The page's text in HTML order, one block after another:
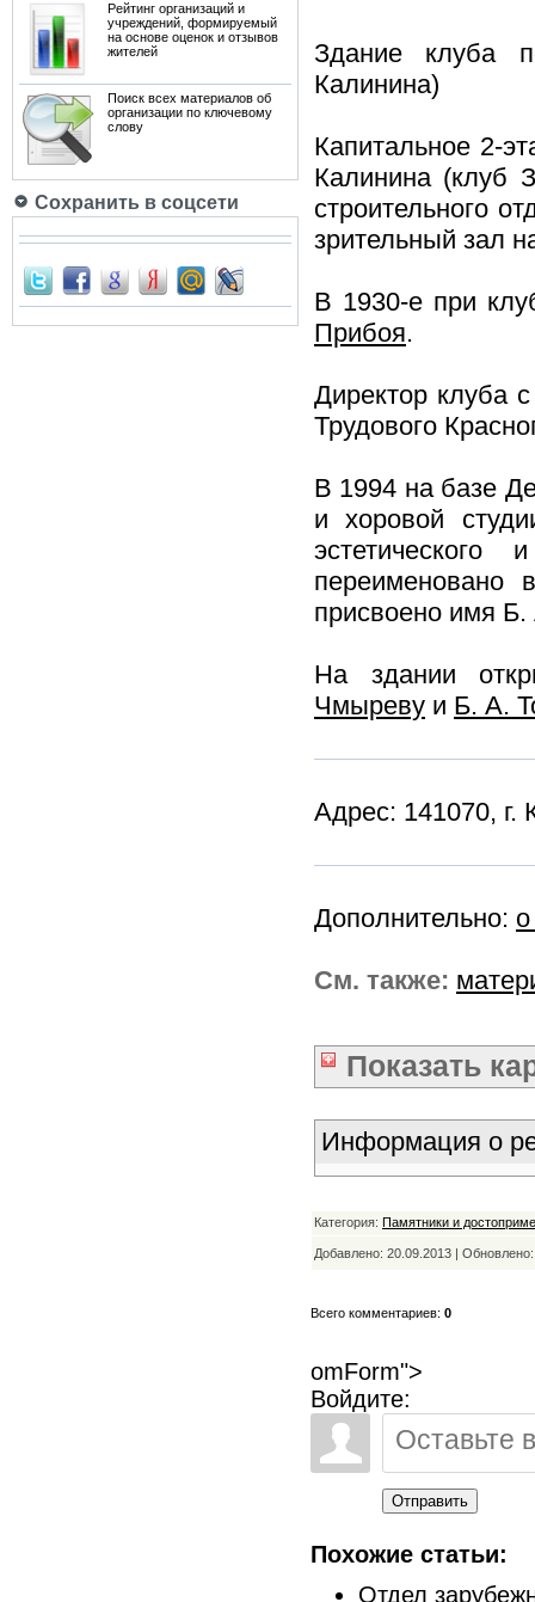
Рейтинг организаций и
учреждений, формируемый
на основе оценок и отзывов
жителей
Поиск всех материалов об
организации по ключевому
слову
Сохранить в соцсети
Здание клуба
Калинина)
Капитальное 2-
Калинина (клуб
строительного
зрительный зал
В 1930-е при
Прибоя.
Директор клуба
Трудового
В 1994 на базе
и хоровой
присвоено имя Б.
На здании
Чмыреву и Б. А.
Адрес: 141070, г.
Дополнительно:
См. также:
Показать
Информация о
Категория: Памятники и
Добавлено: 20.09.2013 |
Всего комментариев: 0
omForm">
Войдите:
Отправить
Похожие статьи:
Отдел